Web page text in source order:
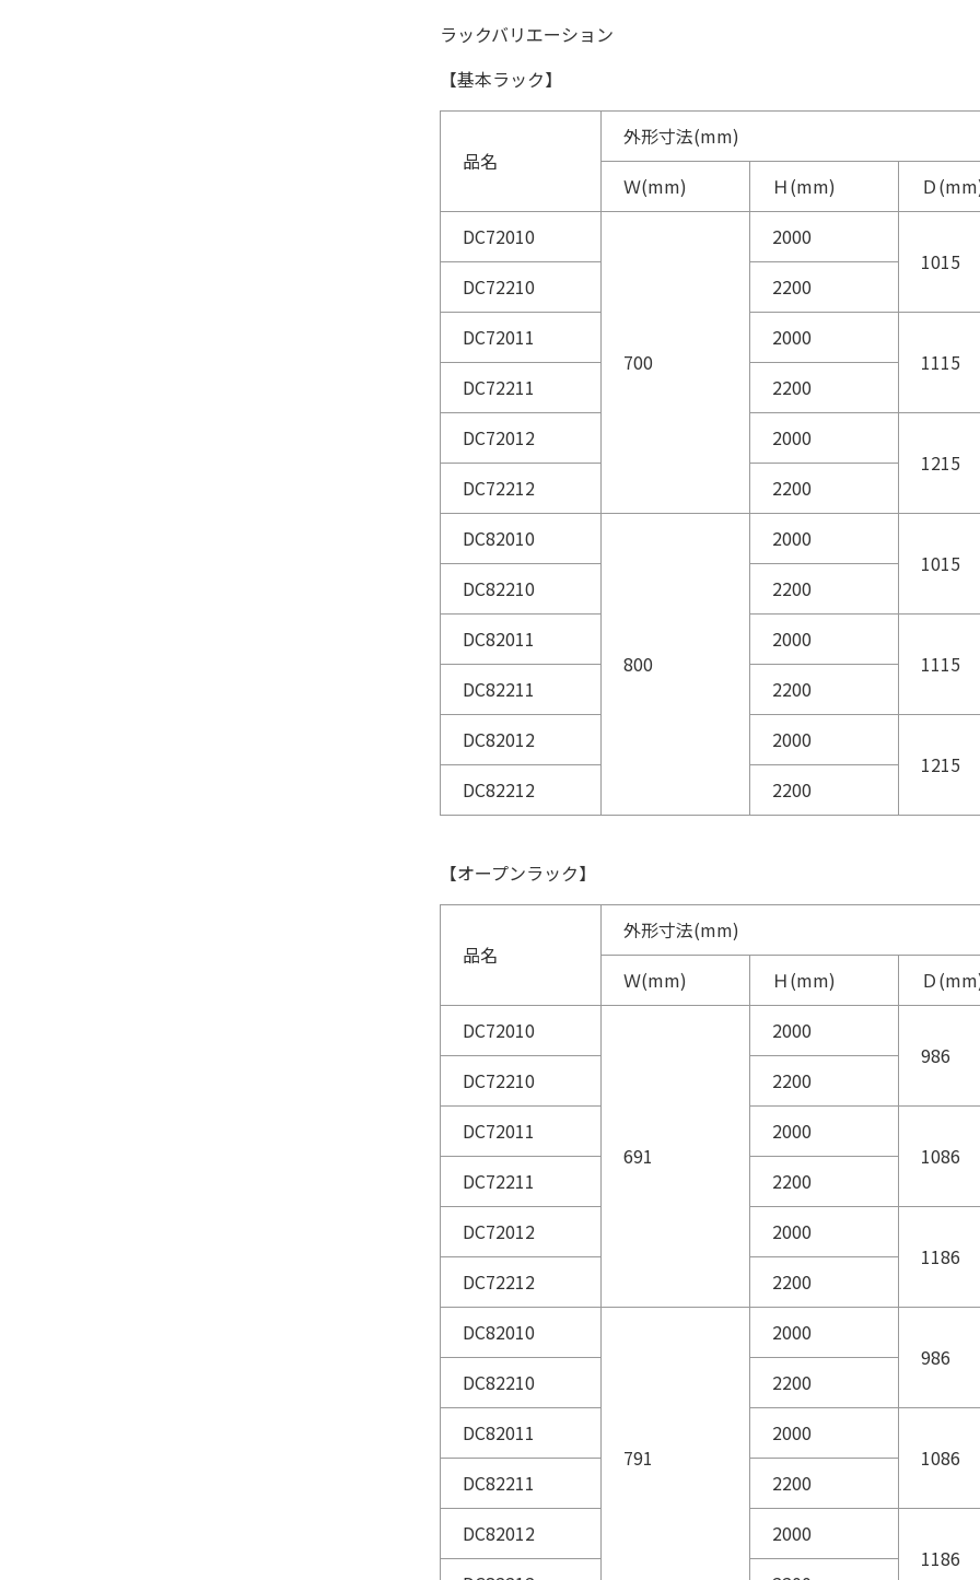
ラックバリエーション
【基本ラック】
品名
外形寸法(mm)
Ｗ(mm)
Ｈ(mm)
Ｄ
DC72010
700
2000
1015
DC72210
2200
DC72011
2000
1115
DC72211
2200
DC72012
2000
1215
DC72212
2200
DC82010
800
2000
1015
DC82210
2200
DC82011
2000
1115
DC82211
2200
DC82012
2000
1215
DC82212
2200
【オープンラック】
品名
外形寸法(mm)
Ｗ(mm)
Ｈ(mm)
Ｄ
DC72010
691
2000
986
DC72210
2200
DC72011
2000
1086
DC72211
2200
DC72012
2000
1186
DC72212
2200
DC82010
791
2000
986
DC82210
2200
DC82011
2000
1086
DC82211
2200
DC82012
2000
1186